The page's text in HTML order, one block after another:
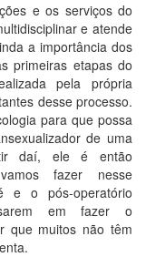
e os serviços do
e atende
a importância dos
primeiras etapas do
pela própria
desse processo.
para que possa
de uma
daí, ele é então
fazer nesse
e o pós-operatório
em fazer o
que muitos não têm